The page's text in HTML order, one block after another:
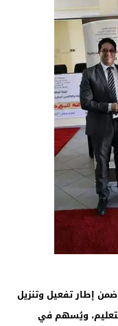
إطار تفعيل وتنزيل
ويُسهم في